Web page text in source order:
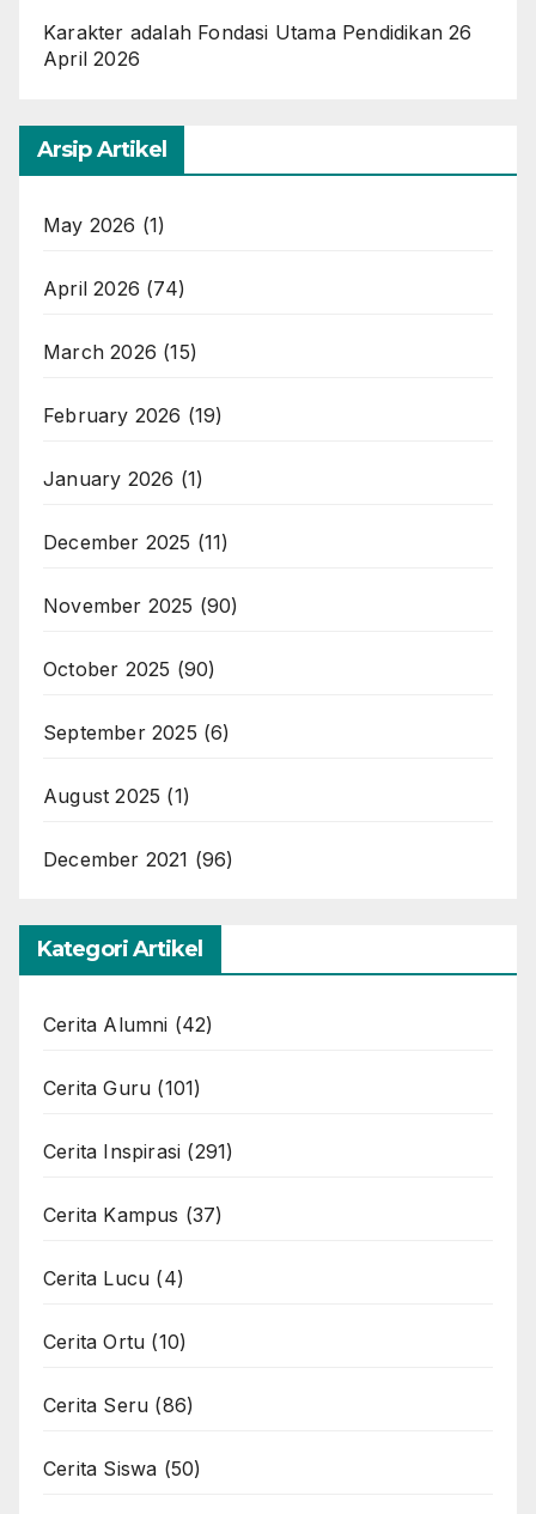
Karakter adalah Fondasi Utama Pendidikan 26
April 2026
Arsip Artikel
May 2026 (1)
April 2026 (74)
March 2026 (15)
February 2026 (19)
January 2026 (1)
December 2025 (11)
November 2025 (90)
October 2025 (90)
September 2025 (6)
August 2025 (1)
December 2021 (96)
Kategori Artikel
Cerita Alumni (42)
Cerita Guru (101)
Cerita Inspirasi (291)
Cerita Kampus (37)
Cerita Lucu (4)
Cerita Ortu (10)
Cerita Seru (86)
Cerita Siswa (50)